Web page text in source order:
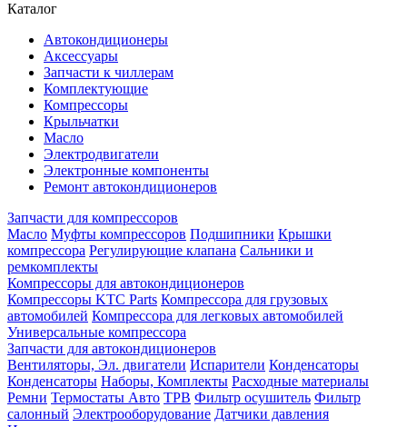
Каталог
Автокондиционеры
Аксессуары
Запчасти к чиллерам
Комплектующие
Компрессоры
Крыльчатки
Масло
Электродвигатели
Электронные компоненты
Ремонт автокондиционеров
Запчасти для компрессоров
Масло Муфты компрессоров Подшипники Крышки
компрессора Регулирующие клапана Сальники и
ремкомплекты
Компрессоры для автокондиционеров
Компрессоры KTC Parts Компрессора для грузовых
автомобилей Компрессора для легковых автомобилей
Универсальные компрессора
Запчасти для автокондиционеров
Вентиляторы, Эл. двигатели Испарители Конденсаторы
Конденсаторы Наборы, Комплекты Расходные материалы
Ремни Термостаты Авто ТРВ Фильтр осушитель Фильтр
салонный Электрооборудование Датчики давления